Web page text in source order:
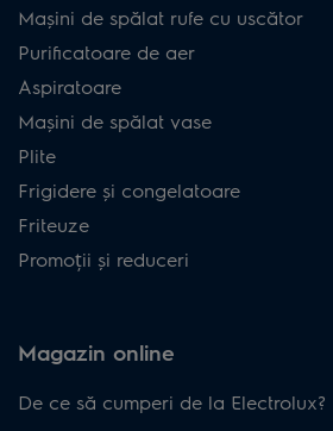
Mașini de spălat rufe cu uscător
Purificatoare de aer
Aspiratoare
Mașini de spălat vase
Plite
Frigidere și congelatoare
Friteuze
Promoții și reduceri
Magazin online
De ce să cumperi de la Electrolux?